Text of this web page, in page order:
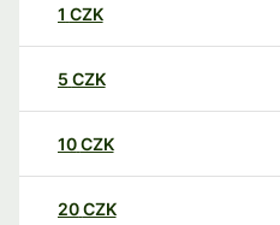
1 CZK
5 CZK
10CZK
20CZK